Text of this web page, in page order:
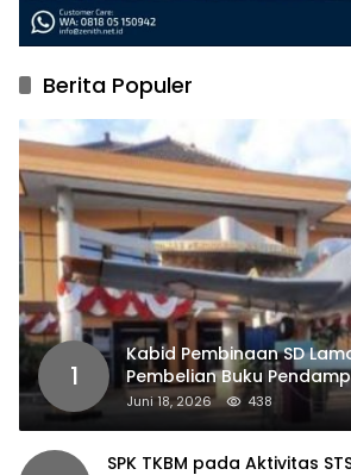
Berita Populer
1
Kabid Pembinaan SD
Pembelian Buku
Dipaksakan
Juni 18, 2026 438
SPK TKBM pada Aktivitas